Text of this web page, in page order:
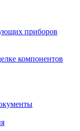
приборов
компонентов